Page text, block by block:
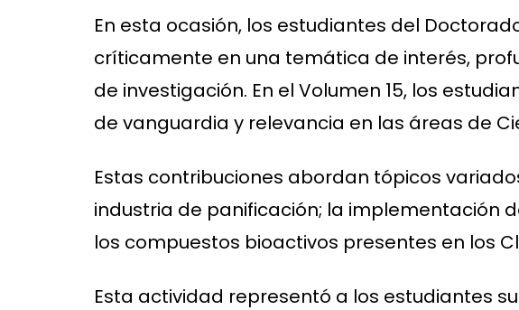
En esta ocasión, los estudiantes del
críticamente en una temática de interés,
de investigación. En el Volumen 15, los
de vanguardia y relevancia en las áreas de
Estas contribuciones abordan tópicos
industria de panificación; la implementación
los compuestos bioactivos presentes en los
Esta actividad representó a los estudiantes